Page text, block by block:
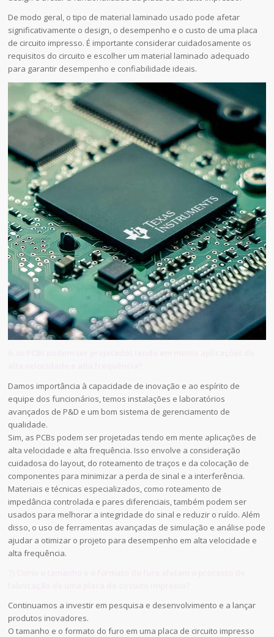
De modo geral, o tipo de material laminado usado pode afetar
significativamente o design, o desempenho e o custo de uma placa
de circuito impresso. É importante considerar cuidadosamente os
requisitos do circuito e escolher um material laminado adequado
para garantir desempenho e confiabilidade ideais.
Damos importância à capacidade de inovação e ao espírito de
equipe dos funcionários, temos instalações e laboratórios
avançados de P&D e um bom sistema de gerenciamento de
qualidade.
Sim, as PCBs podem ser projetadas tendo em mente aplicações de
alta velocidade e alta frequência. Isso envolve a consideração
cuidadosa do layout, do roteamento de traços e da colocação de
componentes para minimizar a perda de sinal e a interferência.
Materiais e técnicas especializados, como roteamento de
impedância controlada e pares diferenciais, também podem ser
usados para melhorar a integridade do sinal e reduzir o ruído. Além
disso, o uso de ferramentas avançadas de simulação e análise pode
ajudar a otimizar o projeto para desempenho em alta velocidade e
alta frequência.
Continuamos a investir em pesquisa e desenvolvimento e a lançar
produtos inovadores.
O tamanho e o formato do furo em uma placa de circuito impresso